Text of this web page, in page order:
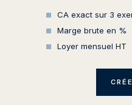
CA exact sur 3
Marge brute en %
Loyer mensuel HT